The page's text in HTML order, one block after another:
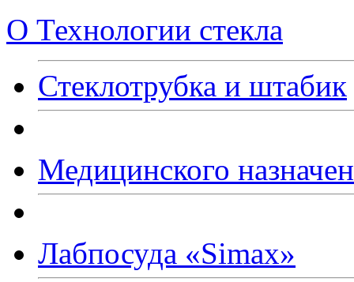
О Технологии стекла
Стеклотрубка и штабик
Медицинского
Лабпосуда «Simax»